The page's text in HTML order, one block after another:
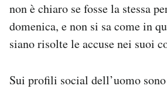
non è chiaro se fosse la stessa
domenica, e non si sa come in
siano risolte le accuse nei suoi
Sui profili social dell’uomo